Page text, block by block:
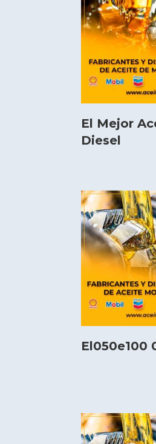
El Mejor
Diesel
El050e100